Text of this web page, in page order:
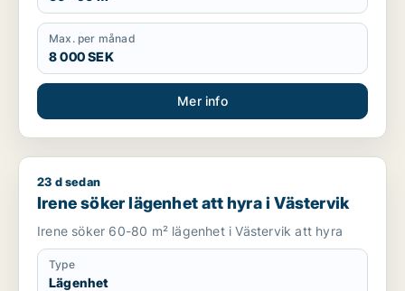
Max. per månad
8 000 SEK
Mer info
Irene söker lägenhet att hyra i Västervik
23 d sedan
Irene söker lägenhet att hyra i Västervik
Irene söker 60-80 m² lägenhet i Västervik att hyra
Type
Lägenhet